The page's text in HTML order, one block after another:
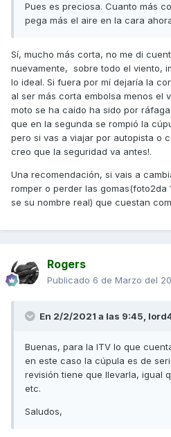
Pues es preciosa. Cuanto más
pega más el aire en la cara
Sí, mucho más corta, no me di
nuevamente, sobre todo el viento,
lo ideal. Si fuera por mí dejaría la
al ser más corta embolsa menos el
moto se ha caído ha sido por
que en la segunda se rompió la
pero si vas a viajar por autopista o
creo que la seguridad va antes!.
Una recomendación, si vais a
romper o perder las
se su nombre real) que cuestan
Rogers
Publicado 6 de Marzo del
En 2/2/2021 a las 9:45,
Buenas, para la ITV lo que
en este caso la cúpula es de
revisión tiene que llevarla, igual
etc.
Saludos,